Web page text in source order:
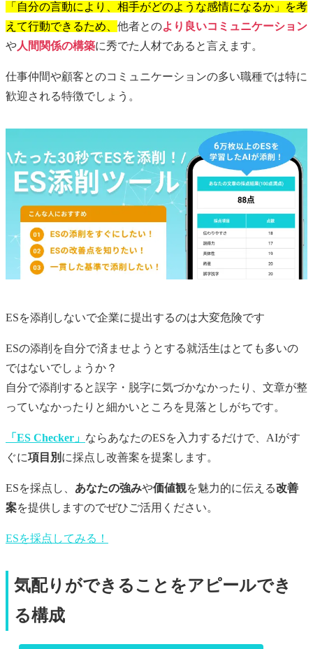
「自分の言動により、相手がどのような感情になるか」を考
えて行動できるため、 他者とのより良いコミュニケーション
や人間関係の構築に秀でた人材であると言えます。
仕事仲間や顧客とのコミュニケーションの多い職種では特に
歓迎される特徴でしょう。
ESを添削しないで企業に提出するのは大変危険です
ESの添削を自分で済ませようとする就活生はとても多いの
ではないでしょうか？
自分で添削すると誤字・脱字に気づかなかったり、文章が整
っていなかったりと細かいところを見落としがちです。
「ES Checker」 ならあなたのESを入力するだけで、AIがす
ぐに項目別 に採点し改善案を提案します。
ESを採点し、 あなたの強みや価値観を魅力的に伝える改善
案を提供しますのでぜひご活用ください。
ESを採点してみる！
気配りができることをアピールでき
る構成